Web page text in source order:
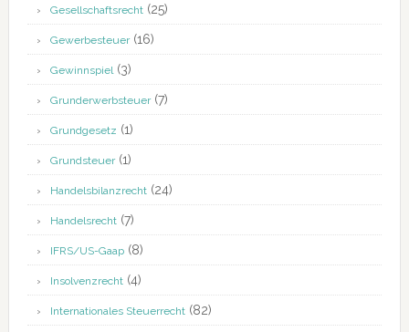
Gesellschaftsrecht(25)
Gewerbesteuer(16)
Gewinnspiel(3)
Grunderwerbsteuer(7)
Grundgesetz (1)
Grundsteuer(1)
Handelsbilanzrecht(24)
Handelsrecht(7)
IFRS/US-Gaap(8)
Insolvenzrecht(4)
Internationales Steuerrecht(82)